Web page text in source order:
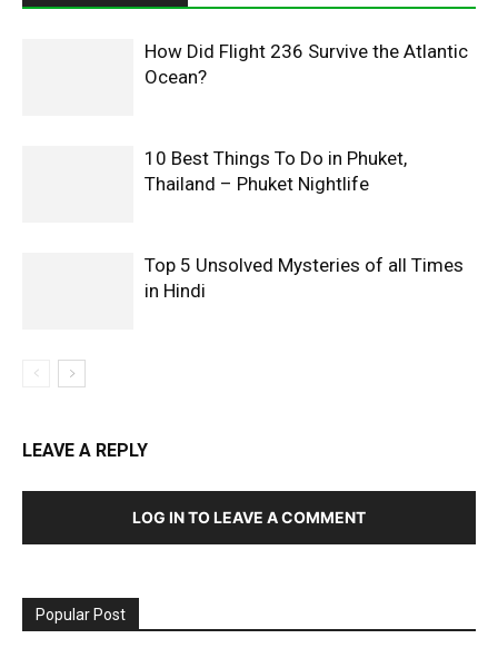
How Did Flight 236 Survive the Atlantic
Ocean?
10 Best Things To Do in Phuket,
Thailand – Phuket Nightlife
Top 5 Unsolved Mysteries of all Times
in Hindi
LEAVE A REPLY
LOG IN TO LEAVE A COMMENT
Popular Post